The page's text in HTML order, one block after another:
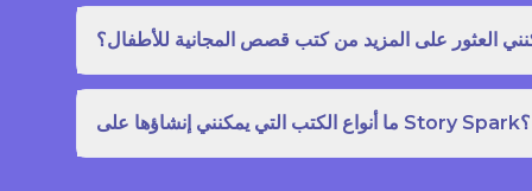
العثور على المزيد من كتب قصص المجانية للأطفال؟
ما أنواع الكتب التي يمكنني إنشاؤها على Story Spark؟